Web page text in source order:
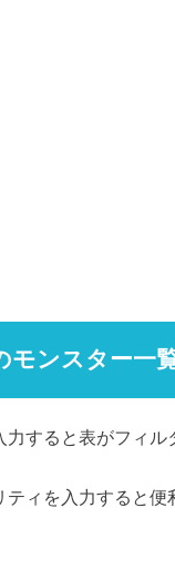
モンスター一
すると表がフィル
ィを入力すると便